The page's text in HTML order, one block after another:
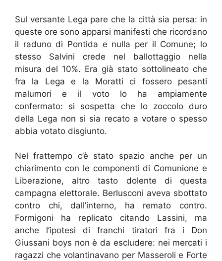
Sul versante Lega pare che la città sia persa: in
queste ore sono apparsi manifesti che ricordano
il raduno di Pontida e nulla per il Comune; lo
stesso Salvini crede nel ballottaggio nella
misura del 10%. Era già stato sottolineato che
fra la Lega e la Moratti ci fossero pesanti
malumori e il voto lo ha ampiamente
confermato: si sospetta che lo zoccolo duro
della Lega non si sia recato a votare o spesso
abbia votato disgiunto.
Nel frattempo c’è stato spazio anche per un
chiarimento con le componenti di Comunione e
Liberazione, altro tasto dolente di questa
campagna elettorale. Berlusconi aveva sbottato
contro chi, dall’interno, ha remato contro.
Formigoni ha replicato citando Lassini, ma
anche l’ipotesi di franchi tiratori fra i Don
Giussani boys non è da escludere: nei mercati i
ragazzi che volantinavano per Masseroli e Forte